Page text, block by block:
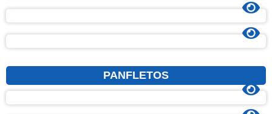
PANFLETOS